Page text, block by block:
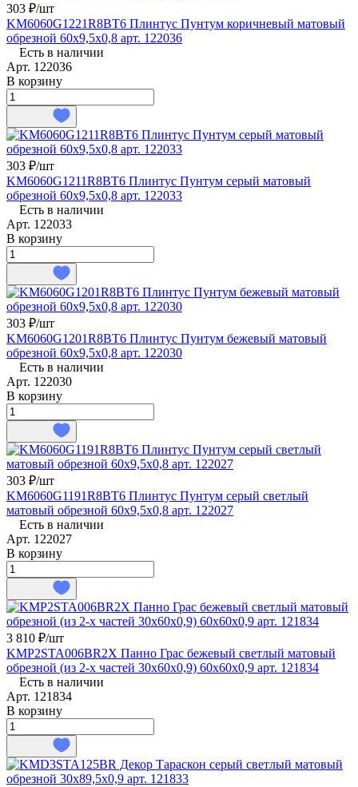
303 ₽/шт
KM6060G1221R8BT6 Плинтус Пунтум коричневый матовый
обрезной 60x9,5x0,8 арт. 122036
Есть в наличии
Арт. 122036
В корзину
303 ₽/шт
KM6060G1211R8BT6 Плинтус Пунтум серый матовый
обрезной 60x9,5x0,8 арт. 122033
Есть в наличии
Арт. 122033
В корзину
303 ₽/шт
KM6060G1201R8BT6 Плинтус Пунтум бежевый матовый
обрезной 60x9,5x0,8 арт. 122030
Есть в наличии
Арт. 122030
В корзину
303 ₽/шт
KM6060G1191R8BT6 Плинтус Пунтум серый светлый
матовый обрезной 60x9,5x0,8 арт. 122027
Есть в наличии
Арт. 122027
В корзину
3 810 ₽/шт
KMP2STA006BR2X Панно Грас бежевый светлый матовый
обрезной (из 2-х частей 30x60x0,9) 60x60x0,9 арт. 121834
Есть в наличии
Арт. 121834
В корзину